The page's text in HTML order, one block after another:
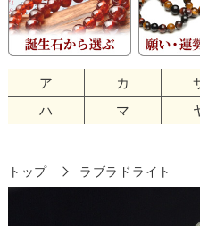
ア カ
ハ
マ
トップ ラブラドライト